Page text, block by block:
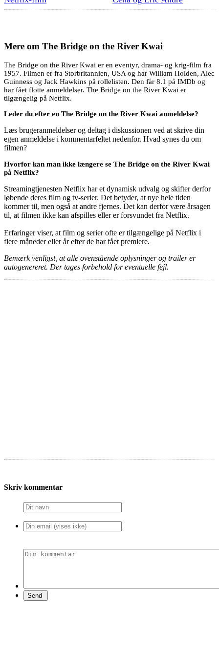
Mere om The Bridge on the River Kwai
The Bridge on the River Kwai er en eventyr, drama- og krig-film fra
1957. Filmen er fra Storbritannien, USA og har William Holden, Alec
Guinness og Jack Hawkins på rollelisten. Den får 8.1 på IMDb og
har fået flotte anmeldelser. The Bridge on the River Kwai er
tilgængelig på Netflix.
Leder du efter en The Bridge on the River Kwai anmeldelse?
Læs brugeranmeldelser og deltag i diskussionen ved at skrive din
egen anmeldelse i kommentarfeltet nedenfor. Hvad synes du om
filmen?
Hvorfor kan man ikke længere se The Bridge on the River Kwai
på Netflix?
Streamingtjenesten Netflix har et dynamisk udvalg og skifter derfor
løbende deres film og tv-serier. Det betyder, at nye hele tiden
kommer til, men også at andre fjernes. Det kan derfor være årsagen
til, at filmen ikke kan afspilles eller er forsvundet fra Netflix.
Erfaringer viser, at film og serier ofte er tilgængelige på Netflix i
flere måneder eller år efter de har fået premiere.
Bemærk venligst, at alle ovenstående oplysninger og trailer er
autogenereret. Der tages forbehold for eventuelle fejl.
Skriv kommentar